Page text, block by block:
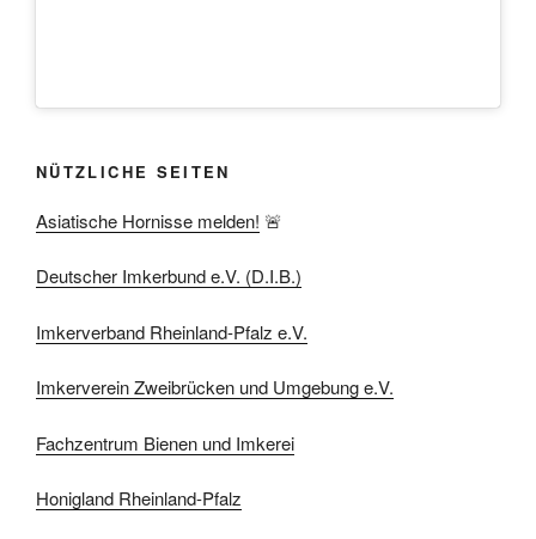
NÜTZLICHE SEITEN
Asiatische Hornisse melden! 🚨
Deutscher Imkerbund e.V. (D.I.B.)
Imkerverband Rheinland-Pfalz e.V.
Imkerverein Zweibrücken und Umgebung e.V.
Fachzentrum Bienen und Imkerei
Honigland Rheinland-Pfalz